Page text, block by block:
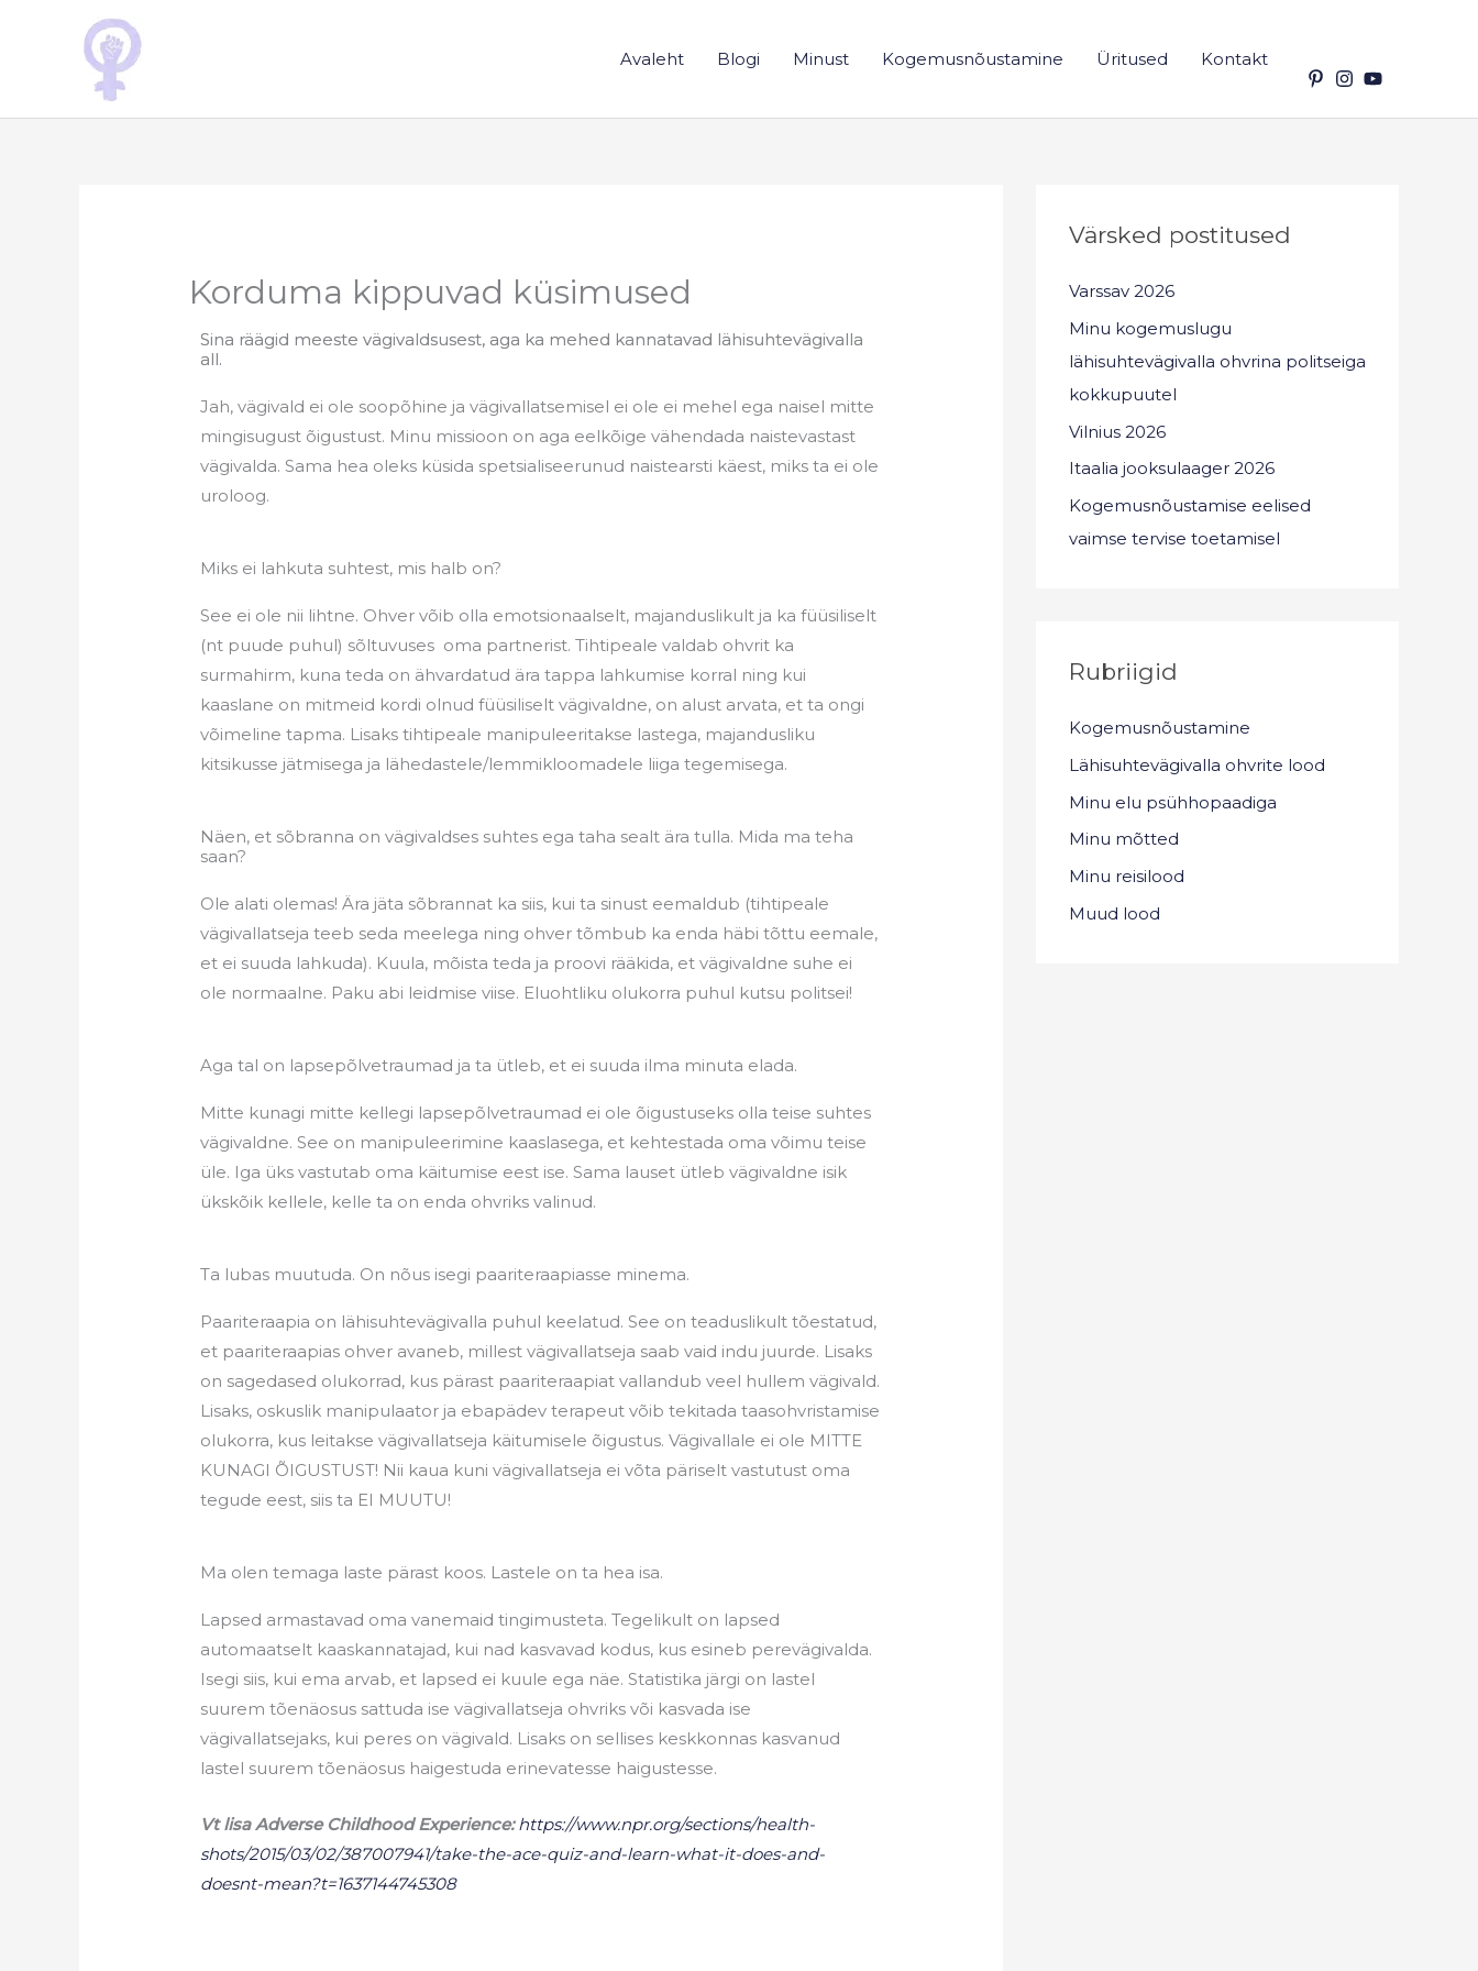
Avaleht Blogi Minust Kogemusnõustamine Üritused Kontakt
Korduma kippuvad küsimused
Sina räägid meeste vägivaldsusest, aga ka mehed kannatavad lähisuhtevägivalla
all.
Jah, vägivald ei ole soopõhine ja vägivallatsemisel ei ole ei mehel ega naisel mitte
mingisugust õigustust. Minu missioon on aga eelkõige vähendada naistevastast
vägivalda. Sama hea oleks küsida spetsialiseerunud naistearsti käest, miks ta ei ole
uroloog.
Miks ei lahkuta suhtest, mis halb on?
See ei ole nii lihtne. Ohver võib olla emotsionaalselt, majanduslikult ja ka füüsiliselt
(nt puude puhul) sõltuvuses oma partnerist. Tihtipeale valdab ohvrit ka
surmahirm, kuna teda on ähvardatud ära tappa lahkumise korral ning kui
kaaslane on mitmeid kordi olnud füüsiliselt vägivaldne, on alust arvata, et ta ongi
võimeline tapma. Lisaks tihtipeale manipuleeritakse lastega, majandusliku
kitsikusse jätmisega ja lähedastele/lemmikloomadele liiga tegemisega.
Näen, et sõbranna on vägivaldses suhtes ega taha sealt ära tulla. Mida ma teha
saan?
Ole alati olemas! Ära jäta sõbrannat ka siis, kui ta sinust eemaldub (tihtipeale
vägivallatseja teeb seda meelega ning ohver tõmbub ka enda häbi tõttu eemale,
et ei suuda lahkuda). Kuula, mõista teda ja proovi rääkida, et vägivaldne suhe ei
ole normaalne. Paku abi leidmise viise. Eluohtliku olukorra puhul kutsu politsei!
Aga tal on lapsepõlvetraumad ja ta ütleb, et ei suuda ilma minuta elada.
Mitte kunagi mitte kellegi lapsepõlvetraumad ei ole õigustuseks olla teise suhtes
vägivaldne. See on manipuleerimine kaaslasega, et kehtestada oma võimu teise
üle. Iga üks vastutab oma käitumise eest ise. Sama lauset ütleb vägivaldne isik
ükskõik kellele, kelle ta on enda ohvriks valinud.
Ta lubas muutuda. On nõus isegi paariteraapiasse minema.
Paariteraapia on lähisuhtevägivalla puhul keelatud. See on teaduslikult tõestatud,
et paariteraapias ohver avaneb, millest vägivallatseja saab vaid indu juurde. Lisaks
on sagedased olukorrad, kus pärast paariteraapiat vallandub veel hullem vägivald.
Lisaks, oskuslik manipulaator ja ebapädev terapeut võib tekitada taasohvristamise
olukorra, kus leitakse vägivallatseja käitumisele õigustus. Vägivallale ei ole MITTE
KUNAGI ÕIGUSTUST! Nii kaua kuni vägivallatseja ei võta päriselt vastutust oma
tegude eest, siis ta EI MUUTU!
Ma olen temaga laste pärast koos. Lastele on ta hea isa.
Lapsed armastavad oma vanemaid tingimusteta. Tegelikult on lapsed
automaatselt kaaskannatajad, kui nad kasvavad kodus, kus esineb perevägivalda.
Isegi siis, kui ema arvab, et lapsed ei kuule ega näe. Statistika järgi on lastel
suurem tõenäosus sattuda ise vägivallatseja ohvriks või kasvada ise
vägivallatsejaks, kui peres on vägivald. Lisaks on sellises keskkonnas kasvanud
lastel suurem tõenäosus haigestuda erinevatesse haigustesse.
Vt lisa Adverse Childhood Experience: https://www.npr.org/sections/health-
shots/2015/03/02/387007941/take-the-ace-quiz-and-learn-what-it-does-and-
doesnt-mean?t=1637144745308
Värsked postitused
Varssav 2026
Minu kogemuslugu
lähisuhtevägivalla ohvrina politseiga
kokkupuutel
Vilnius 2026
Itaalia jooksulaager 2026
Kogemusnõustamise eelised
vaimse tervise toetamisel
Rubriigid
Kogemusnõustamine
Lähisuhtevägivalla ohvrite lood
Minu elu psühhopaadiga
Minu mõtted
Minu reisilood
Muud lood